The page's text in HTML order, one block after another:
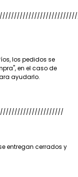
los pedidos se
en el caso de
ayudarlo.
//////////////////////
entregan cerrados y